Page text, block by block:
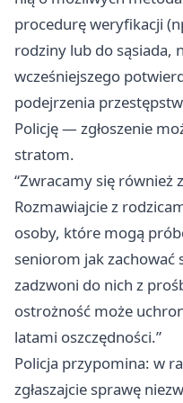
procedurę weryfikacji
rodziny lub do sąsiada,
wcześniejszego
podejrzenia
Policję — zgłoszenie
stratom.
“Zwracamy się również
Rozmawiajcie z
osoby, które mogą
seniorom jak zachować
zadzwoni do nich z
ostrożność może
latami oszczędności.”
Policja przypomina: w
zgłaszajcie sprawę